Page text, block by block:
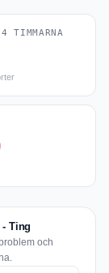
TIMMARNA
Ting
och